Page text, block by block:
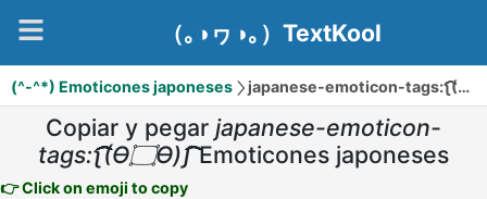
（｡◑ヮ◑｡）TextKool
(^-^*) Emoticones japoneses
Copiar y pegar japanese-emoticon-
tags:ʅ͡͡͡͡͡͡͡͡͡͡͡(Ɵ۝Ө)ʃ͡͡͡͡͡͡͡͡͡͡ Emoticones japoneses
👉 Click on emoji to copy